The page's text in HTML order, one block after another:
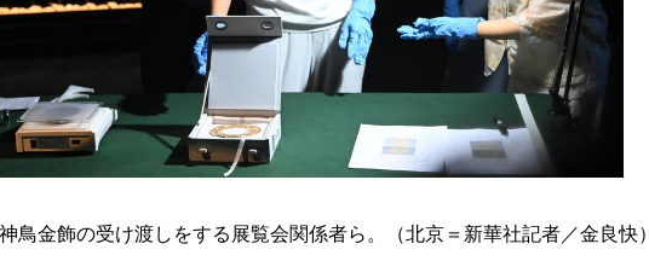
鳥金飾の受け渡しをする展覧会関係者ら。（北京＝新華社記者／金良快）